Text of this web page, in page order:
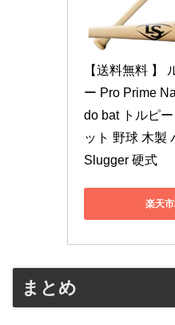
【送料無料 】
ー Pro Prime
do bat トルピ
ット 野球 木製
Slugger 硬式
楽天
まとめ